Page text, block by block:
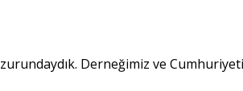
Derneğimiz ve